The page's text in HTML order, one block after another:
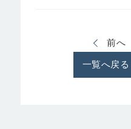
一覧へ戻る
前へ